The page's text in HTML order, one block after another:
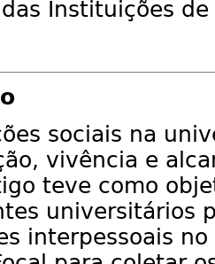
Instituições de
sociais na
vivência e
teve como
universitários
interpessoais